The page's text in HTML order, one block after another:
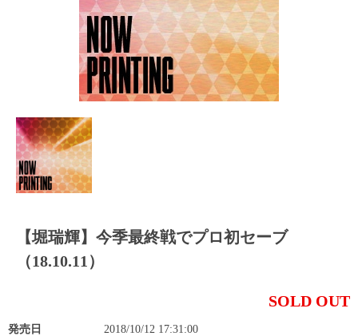
【堀瑞輝】今季最終戦でプロ初セーブ
（18.10.11）
SOLD OUT
発売日 2018/10/12 17:31:00